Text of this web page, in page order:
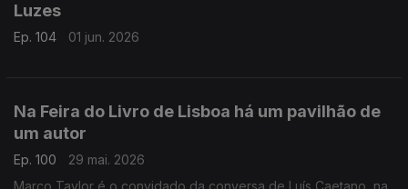
Luzes
Ep. 104 01 jun. 2026
Na Feira do Livro de Lisboa há um pavilhão de
um autor
Ep. 100
29 mai. 2026
Marco Taylor é o convidado da conversa de Luís Caetano, na